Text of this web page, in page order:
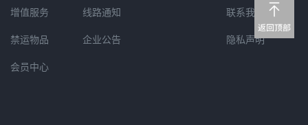
增值服务
禁运物品
会员中心
线路通知
企业公告
联系我们
隐私声明